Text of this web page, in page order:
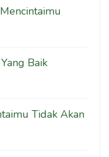
Baik
Tidak Akan